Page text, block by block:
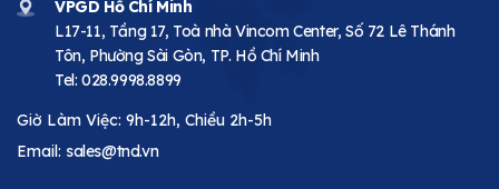
VPGD Hồ Chí Minh
L17-11, Tầng 17, Toà nhà Vincom Center, Số 72 Lê Thánh
Tôn, Phường Sài Gòn, TP. Hồ Chí Minh
Tel: 028.9998.8899
Giờ Làm Việc: 9h-12h, Chiều 2h-5h
Email: sales@tnd.vn